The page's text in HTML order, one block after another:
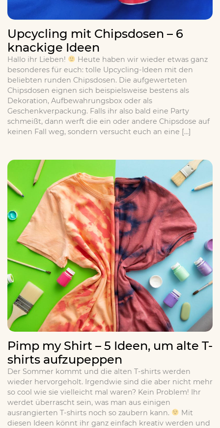
Upcycling mit Chipsdosen – 6
knackige Ideen
Hallo ihr Lieben!
Heute haben wir wieder etwas ganz
besonderes für euch: tolle Upcycling-Ideen mit den
beliebten runden Chipsdosen. Die aufgewerteten
Chipsdosen eignen sich beispielsweise bestens als
Dekoration, Aufbewahrungsbox oder als
Geschenkverpackung. Falls ihr also bald eine Party
schmeißt, dann werft die ein oder andere Chipsdose auf
keinen Fall weg, sondern versucht euch an eine […]
Pimp my Shirt – 5 Ideen, um alte T-
shirts aufzupeppen
Der Sommer kommt und die alten T-shirts werden
wieder hervorgeholt. Irgendwie sind die aber nicht mehr
so cool wie sie vielleicht mal waren? Kein Problem! Ihr
werdet überrascht sein, was man aus einigen
ausrangierten T-shirts noch so zaubern kann.
Mit
diesen Ideen könnt ihr ganz einfach kreativ werden und